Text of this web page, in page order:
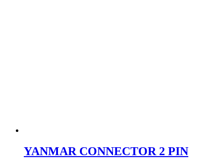
YANMAR CONNECTOR 2 PIN